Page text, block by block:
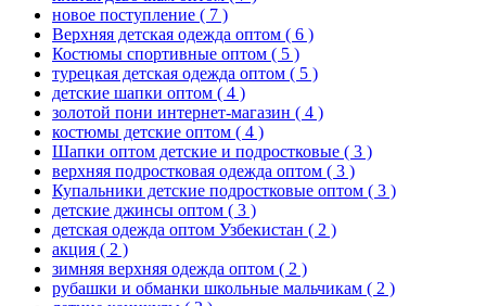
новое поступление ( 7 )
Верхняя детская одежда оптом ( 6 )
Костюмы спортивные оптом ( 5 )
турецкая детская одежда оптом ( 5 )
детские шапки оптом ( 4 )
золотой пони интернет-магазин ( 4 )
костюмы детские оптом ( 4 )
Шапки оптом детские и подростковые ( 3 )
верхняя подростковая одежда оптом ( 3 )
Купальники детские подростковые оптом ( 3 )
детские джинсы оптом ( 3 )
детская одежда оптом Узбекистан ( 2 )
акция ( 2 )
зимняя верхняя одежда оптом ( 2 )
рубашки и обманки школьные мальчикам ( 2 )